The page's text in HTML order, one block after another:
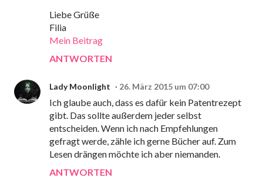
Liebe Grüße
Filia
Mein Beitrag
ANTWORTEN
Lady Moonlight 26. März 2015 um 07:00
Ich glaube auch, dass es dafür kein Patentrezept
gibt. Das sollte außerdem jeder selbst
entscheiden. Wenn ich nach Empfehlungen
gefragt werde, zähle ich gerne Bücher auf. Zum
Lesen drängen möchte ich aber niemanden.
ANTWORTEN